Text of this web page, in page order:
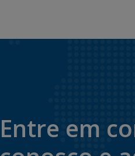
Entre em